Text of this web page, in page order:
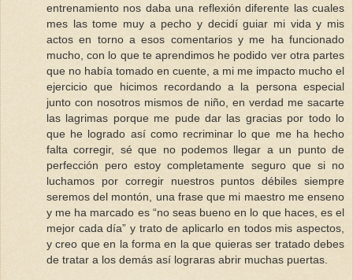
entrenamiento nos daba una reflexión diferente las cuales
mes las tome muy a pecho y decidí guiar mi vida y mis
actos en torno a esos comentarios y me ha funcionado
mucho, con lo que te aprendimos he podido ver otra partes
que no había tomado en cuente, a mi me impacto mucho el
ejercicio que hicimos recordando a la persona especial
junto con nosotros mismos de niño, en verdad me sacarte
las lagrimas porque me pude dar las gracias por todo lo
que he logrado así como recriminar lo que me ha hecho
falta corregir, sé que no podemos llegar a un punto de
perfección pero estoy completamente seguro que si no
luchamos por corregir nuestros puntos débiles siempre
seremos del montón, una frase que mi maestro me enseno
y me ha marcado es “no seas bueno en lo que haces, es el
mejor cada día” y trato de aplicarlo en todos mis aspectos,
y creo que en la forma en la que quieras ser tratado debes
de tratar a los demás así lograras abrir muchas puertas.